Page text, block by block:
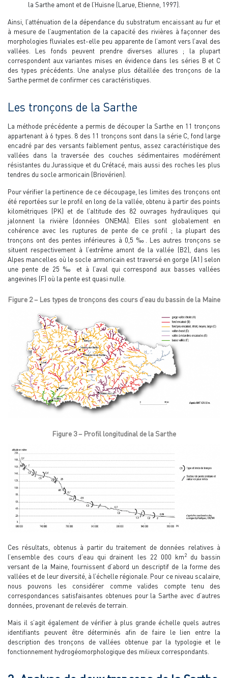
la Sarthe amont et de l’Huisne (Larue, Etienne, 1997).
Ainsi, l’atténuation de la dépendance du substratum encaissant au fur et
à mesure de l’augmentation de la capacité des rivières à façonner des
morphologies fluviales est-elle peu apparente de l’amont vers l’aval des
vallées. Les fonds peuvent prendre diverses allures ; la plupart
correspondent aux variantes mises en évidence dans les séries B et C
des types précédents. Une analyse plus détaillée des tronçons de la
Sarthe permet de confirmer ces caractéristiques.
Les tronçons de la Sarthe
La méthode précédente a permis de découper la Sarthe en 11 tronçons
appartenant à 6 types. 8 des 11 tronçons sont dans la série C, fond large
encadré par des versants faiblement pentus, assez caractéristique des
vallées dans la traversée des couches sédimentaires modérément
résistantes du Jurassique et du Crétacé, mais aussi des roches les plus
tendres du socle armoricain (Briovérien).
Pour vérifier la pertinence de ce découpage, les limites des tronçons ont
été reportées sur le profil en long de la vallée, obtenu à partir des points
kilométriques (PK) et de l’altitude des 82 ouvrages hydrauliques qui
jalonnent la rivière (données ONEMA). Elles sont globalement en
cohérence avec les ruptures de pente de ce profil ; la plupart des
tronçons ont des pentes inférieures à 0,5 ‰. Les autres tronçons se
situent respectivement à l’extrême amont de la vallée (B2), dans les
Alpes mancelles où le socle armoricain est traversé en gorge (A1) selon
une pente de 25 ‰ et à l’aval qui correspond aux basses vallées
angevines (F) où la pente est quasi nulle.
Figure 2 – Les types de tronçons des cours d’eau du bassin de la Maine
Figure 3 – Profil longitudinal de la Sarthe
Ces résultats, obtenus à partir du traitement de données relatives à
l’ensemble des cours d’eau qui drainent les 22 000 km2du bassin
versant de la Maine, fournissent d’abord un descriptif de la forme des
vallées et de leur diversité, à l’échelle régionale. Pour ce niveau scalaire,
nous pouvons les considérer comme valides compte tenu des
correspondances satisfaisantes obtenues pour la Sarthe avec d’autres
données, provenant de relevés de terrain.
Mais il s’agit également de vérifier à plus grande échelle quels autres
identifiants peuvent être déterminés afin de faire le lien entre la
description des tronçons de vallées obtenue par la typologie et le
fonctionnement hydrogéomorphologique des milieux correspondants.